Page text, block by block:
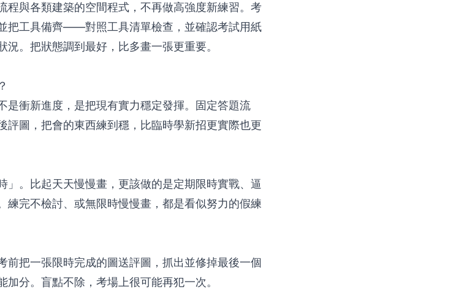
程與各類建築的空間程式，不再做高強度新練習。考
把工具備齊——對照工具清單檢查，並確認考試用紙
況。把狀態調到最好，比多畫一張更重要。
是衝新進度，是把現有實力穩定發揮。固定答題流
評圖，把會的東西練到穩，比臨時學新招更實際也更
」。比起天天慢慢畫，更該做的是定期限時實戰、逼
練完不檢討、或無限時慢慢畫，都是看似努力的假練
前把一張限時完成的圖送評圖，抓出並修掉最後一個
分。盲點不除，考場上很可能再犯一次。